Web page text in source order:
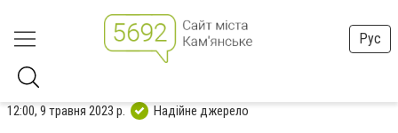
Рус
12:00, 9 травня 2023 р. Надійне джерело